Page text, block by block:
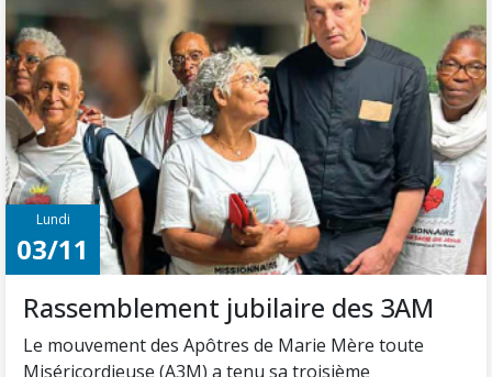
Lundi
03/11
Rassemblement jubilaire des 3AM
Le mouvement des Apôtres de Marie Mère toute
Miséricordieuse (A3M) a tenu sa troisième